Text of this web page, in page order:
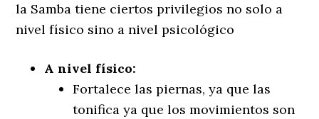
la Samba tiene ciertos privilegios no solo a
nivel físico sino a nivel psicológico
A nivel físico:
Fortalece las piernas, ya que las
tonifica ya que los movimientos son